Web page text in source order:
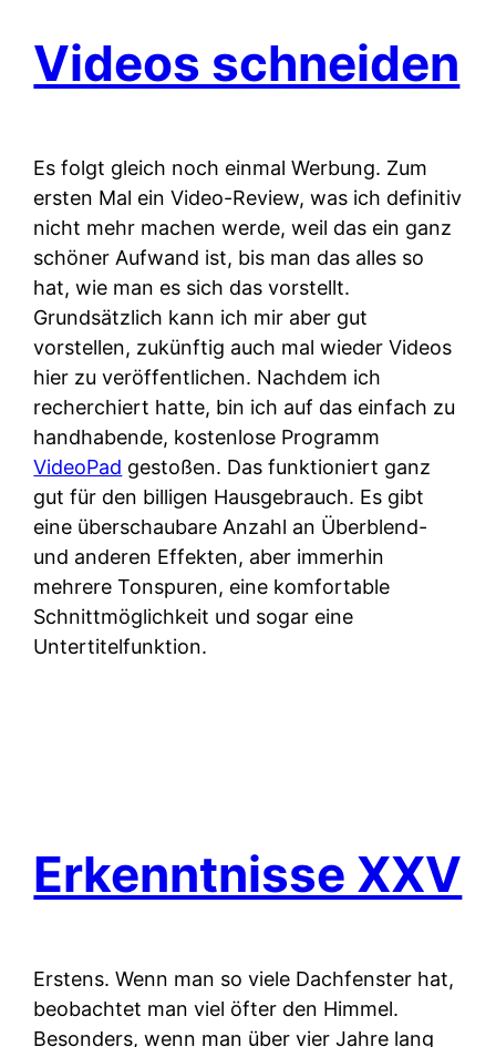
Videos schneiden
Es folgt gleich noch einmal Werbung. Zum
ersten Mal ein Video-Review, was ich definitiv
nicht mehr machen werde, weil das ein ganz
schöner Aufwand ist, bis man das alles so
hat, wie man es sich das vorstellt.
Grundsätzlich kann ich mir aber gut
vorstellen, zukünftig auch mal wieder Videos
hier zu veröffentlichen. Nachdem ich
recherchiert hatte, bin ich auf das einfach zu
handhabende, kostenlose Programm
VideoPad gestoßen. Das funktioniert ganz
gut für den billigen Hausgebrauch. Es gibt
eine überschaubare Anzahl an Überblend-
und anderen Effekten, aber immerhin
mehrere Tonspuren, eine komfortable
Schnittmöglichkeit und sogar eine
Untertitelfunktion.
Erkenntnisse XXV
Erstens. Wenn man so viele Dachfenster hat,
beobachtet man viel öfter den Himmel.
Besonders, wenn man über vier Jahre lang